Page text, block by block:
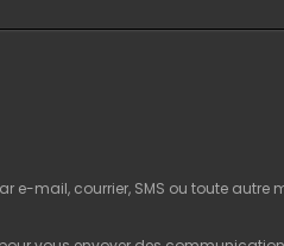
e-mail, courrier, SMS ou toute autre